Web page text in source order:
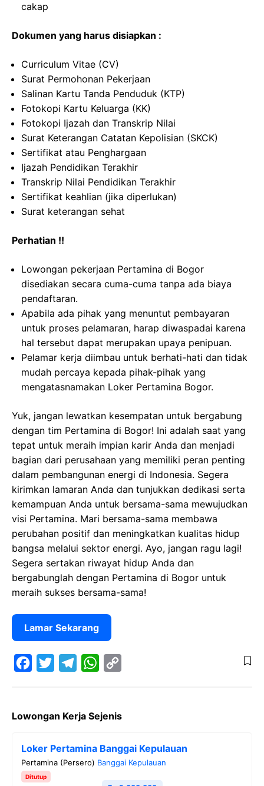
cakap
Dokumen yang harus disiapkan :
Curriculum Vitae (CV)
Surat Permohonan Pekerjaan
Salinan Kartu Tanda Penduduk (KTP)
Fotokopi Kartu Keluarga (KK)
Fotokopi Ijazah dan Transkrip Nilai
Surat Keterangan Catatan Kepolisian (SKCK)
Sertifikat atau Penghargaan
Ijazah Pendidikan Terakhir
Transkrip Nilai Pendidikan Terakhir
Sertifikat keahlian (jika diperlukan)
Surat keterangan sehat
Perhatian !!
Lowongan pekerjaan Pertamina di Bogor
disediakan secara cuma-cuma tanpa ada biaya
pendaftaran.
Apabila ada pihak yang menuntut pembayaran
untuk proses pelamaran, harap diwaspadai karena
hal tersebut dapat merupakan upaya penipuan.
Pelamar kerja diimbau untuk berhati-hati dan tidak
mudah percaya kepada pihak-pihak yang
mengatasnamakan Loker Pertamina Bogor.
Yuk, jangan lewatkan kesempatan untuk bergabung
dengan tim Pertamina di Bogor! Ini adalah saat yang
tepat untuk meraih impian karir Anda dan menjadi
bagian dari perusahaan yang memiliki peran penting
dalam pembangunan energi di Indonesia. Segera
kirimkan lamaran Anda dan tunjukkan dedikasi serta
kemampuan Anda untuk bersama-sama mewujudkan
visi Pertamina. Mari bersama-sama membawa
perubahan positif dan meningkatkan kualitas hidup
bangsa melalui sektor energi. Ayo, jangan ragu lagi!
Segera sertakan riwayat hidup Anda dan
bergabunglah dengan Pertamina di Bogor untuk
meraih sukses bersama-sama!
Lamar Sekarang
c
i
t
e
l
g
r
a
s
A
p
L
i
Lowongan Kerja Sejenis
Loker Pertamina Banggai Kepulauan
Pertamina (Persero) Banggai Kepulauan
Ditutup